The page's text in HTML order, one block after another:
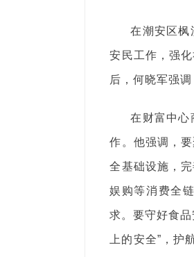
在潮安区枫
安民工作，强
后，何晓军强
在财富中心
作。他强调，
全基础设施，
娱购等消费全
求。要守好食
上的安全”，